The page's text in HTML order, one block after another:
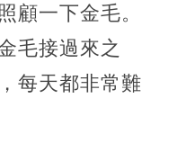
顧一下金毛。
毛接過來之
每天都非常難